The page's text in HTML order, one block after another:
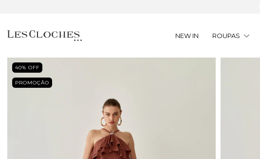
NEW IN ROUPAS
40% OFF
PROMOÇÃO